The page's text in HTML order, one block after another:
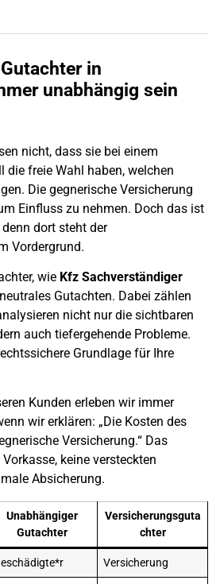
in
unabhängig sein
nicht, dass sie bei einem
die freie Wahl haben, welchen
Die gegnerische Versicherung
Einfluss zu nehmen. Doch das ist
dort steht der
Vordergrund.
wie Kfz Sachverständiger
Gutachten. Dabei zählen
nicht nur die sichtbaren
auch tiefergehende Probleme.
Grundlage für Ihre
Kunden erleben wir immer
wir erklären: „Die Kosten des
Versicherung.“ Das
keine versteckten
Absicherung.
Unabhängiger
Gutachter
Versicherungsguta
chter
Versicherung